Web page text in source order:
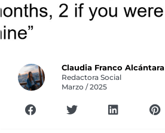
Claudia Franco Alcántara
Redactora Social
Marzo / 2025